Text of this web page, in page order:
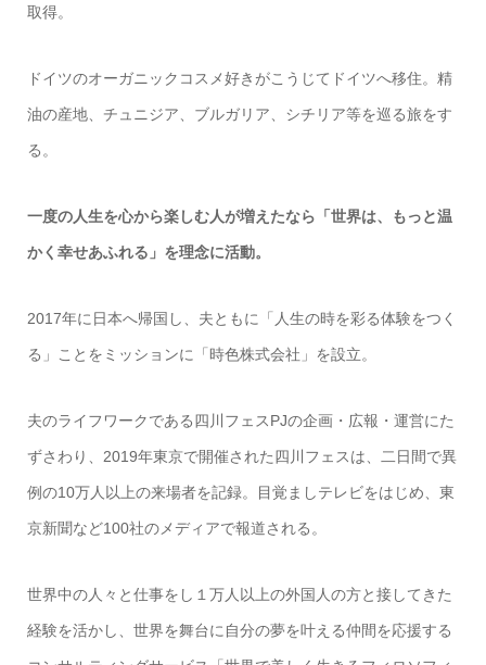
取得。
ドイツのオーガニックコスメ好きがこうじてドイツへ移住。精
油の産地、チュニジア、ブルガリア、シチリア等を巡る旅をす
る。
一度の人生を心から楽しむ人が増えたなら「世界は、もっと温
かく幸せあふれる」を理念に活動。
2017年に日本へ帰国し、夫ともに「人生の時を彩る体験をつく
る」ことをミッションに「時色株式会社」を設立。
夫のライフワークである四川フェスPJの企画・広報・運営にた
ずさわり、2019年東京で開催された四川フェスは、二日間で異
例の10万人以上の来場者を記録。目覚ましテレビをはじめ、東
京新聞など100社のメディアで報道される。
世界中の人々と仕事をし１万人以上の外国人の方と接してきた
経験を活かし、世界を舞台に自分の夢を叶える仲間を応援する